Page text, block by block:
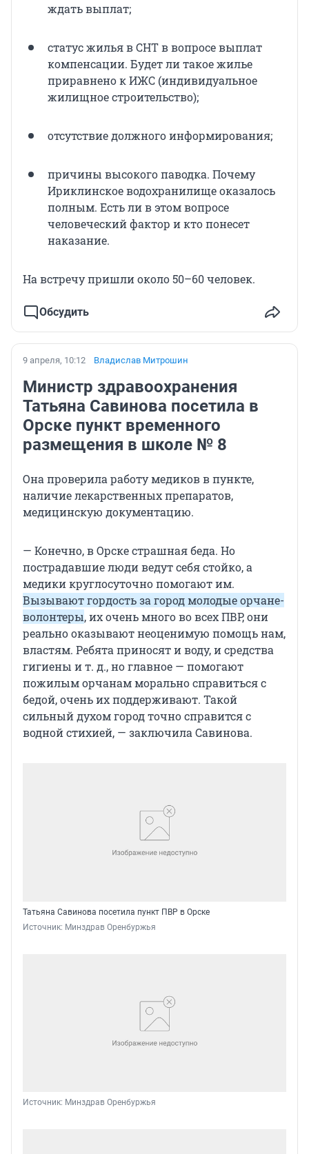
ждать выплат;
статус жилья в СНТ в вопросе выплат
компенсации. Будет ли такое жилье
приравнено к ИЖС (индивидуальное
жилищное строительство);
отсутствие должного информирования;
причины высокого паводка. Почему
Ириклинское водохранилище оказалось
полным. Есть ли в этом вопросе
человеческий фактор и кто понесет
наказание.
На встречу пришли около 50–60 человек.
Обсудить
9 апреля, 10:12 Владислав Митрошин
Министр здравоохранения
Татьяна Савинова посетила в
Орске пункт временного
размещения в школе № 8
Она проверила работу медиков в пункте,
наличие лекарственных препаратов,
медицинскую документацию.
— Конечно, в Орске страшная беда. Но
пострадавшие люди ведут себя стойко, а
медики круглосуточно помогают им.
Вызывают гордость за город молодые орчане-
волонтеры, их очень много во всех ПВР, они
реально оказывают неоценимую помощь нам,
властям. Ребята приносят и воду, и средства
гигиены и т. д., но главное — помогают
пожилым орчанам морально справиться с
бедой, очень их поддерживают. Такой
сильный духом город точно справится с
водной стихией, — заключила Савинова.
Татьяна Савинова посетила пункт ПВР в Орске
Источник: Минздрав Оренбуржья
Источник: Минздрав Оренбуржья